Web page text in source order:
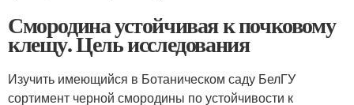
Смородина устойчивая к почковому
клещу. Цель исследования
Изучить имеющийся в Ботаническом саду БелГУ
сортимент черной смородины по устойчивости к